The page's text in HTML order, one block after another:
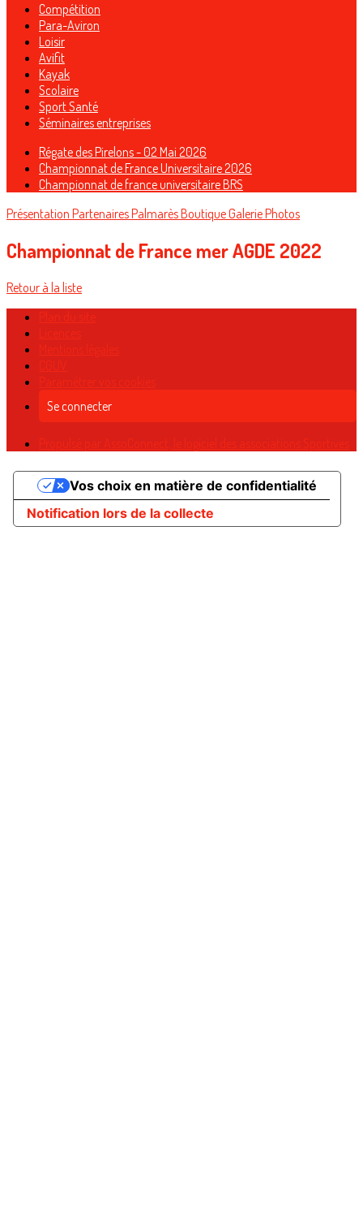
Compétition
Para-Aviron
Loisir
Avifit
Kayak
Scolaire
Sport Santé
Séminaires entreprises
Régate des Pirelons - 02 Mai 2026
Championnat de France Universitaire 2026
Championnat de france universitaire BRS
Présentation PartenairesPalmarèsBoutiqueGalerie Photos
Championnat de France mer AGDE 2022
Retour à la liste
Plan du site
Licences
Mentions légales
CGUV
Paramétrer vos cookies
Se connecter
Propulsé par AssoConnect, le logiciel des associations Sportives
Notification lors de la collecte
Vos choix en matière de confidentialité